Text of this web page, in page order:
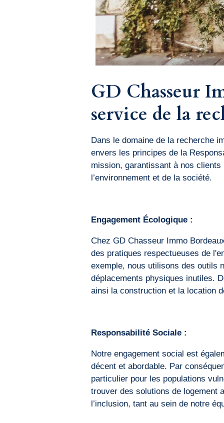
GD Chasseur
service de la
Dans le domaine de la recherche
envers les principes de la
mission, garantissant à nos
l’environnement et de la société.
Engagement Écologique :
Chez GD Chasseur Immo
des pratiques respectueuses de
exemple, nous utilisons des outils
déplacements physiques inutiles.
ainsi la construction et la location
Responsabilité Sociale :
Notre engagement social est
décent et abordable. Par
particulier pour les populations
trouver des solutions de logement
l’inclusion, tant au sein de notre